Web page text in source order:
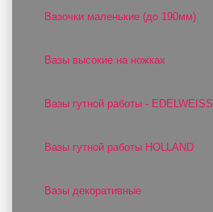
Вазочки маленькие (до 190мм)
Вазы высокие на ножках
Вазы гутной работы - EDELWEISS
Вазы гутной работы HOLLAND
Вазы декоративные